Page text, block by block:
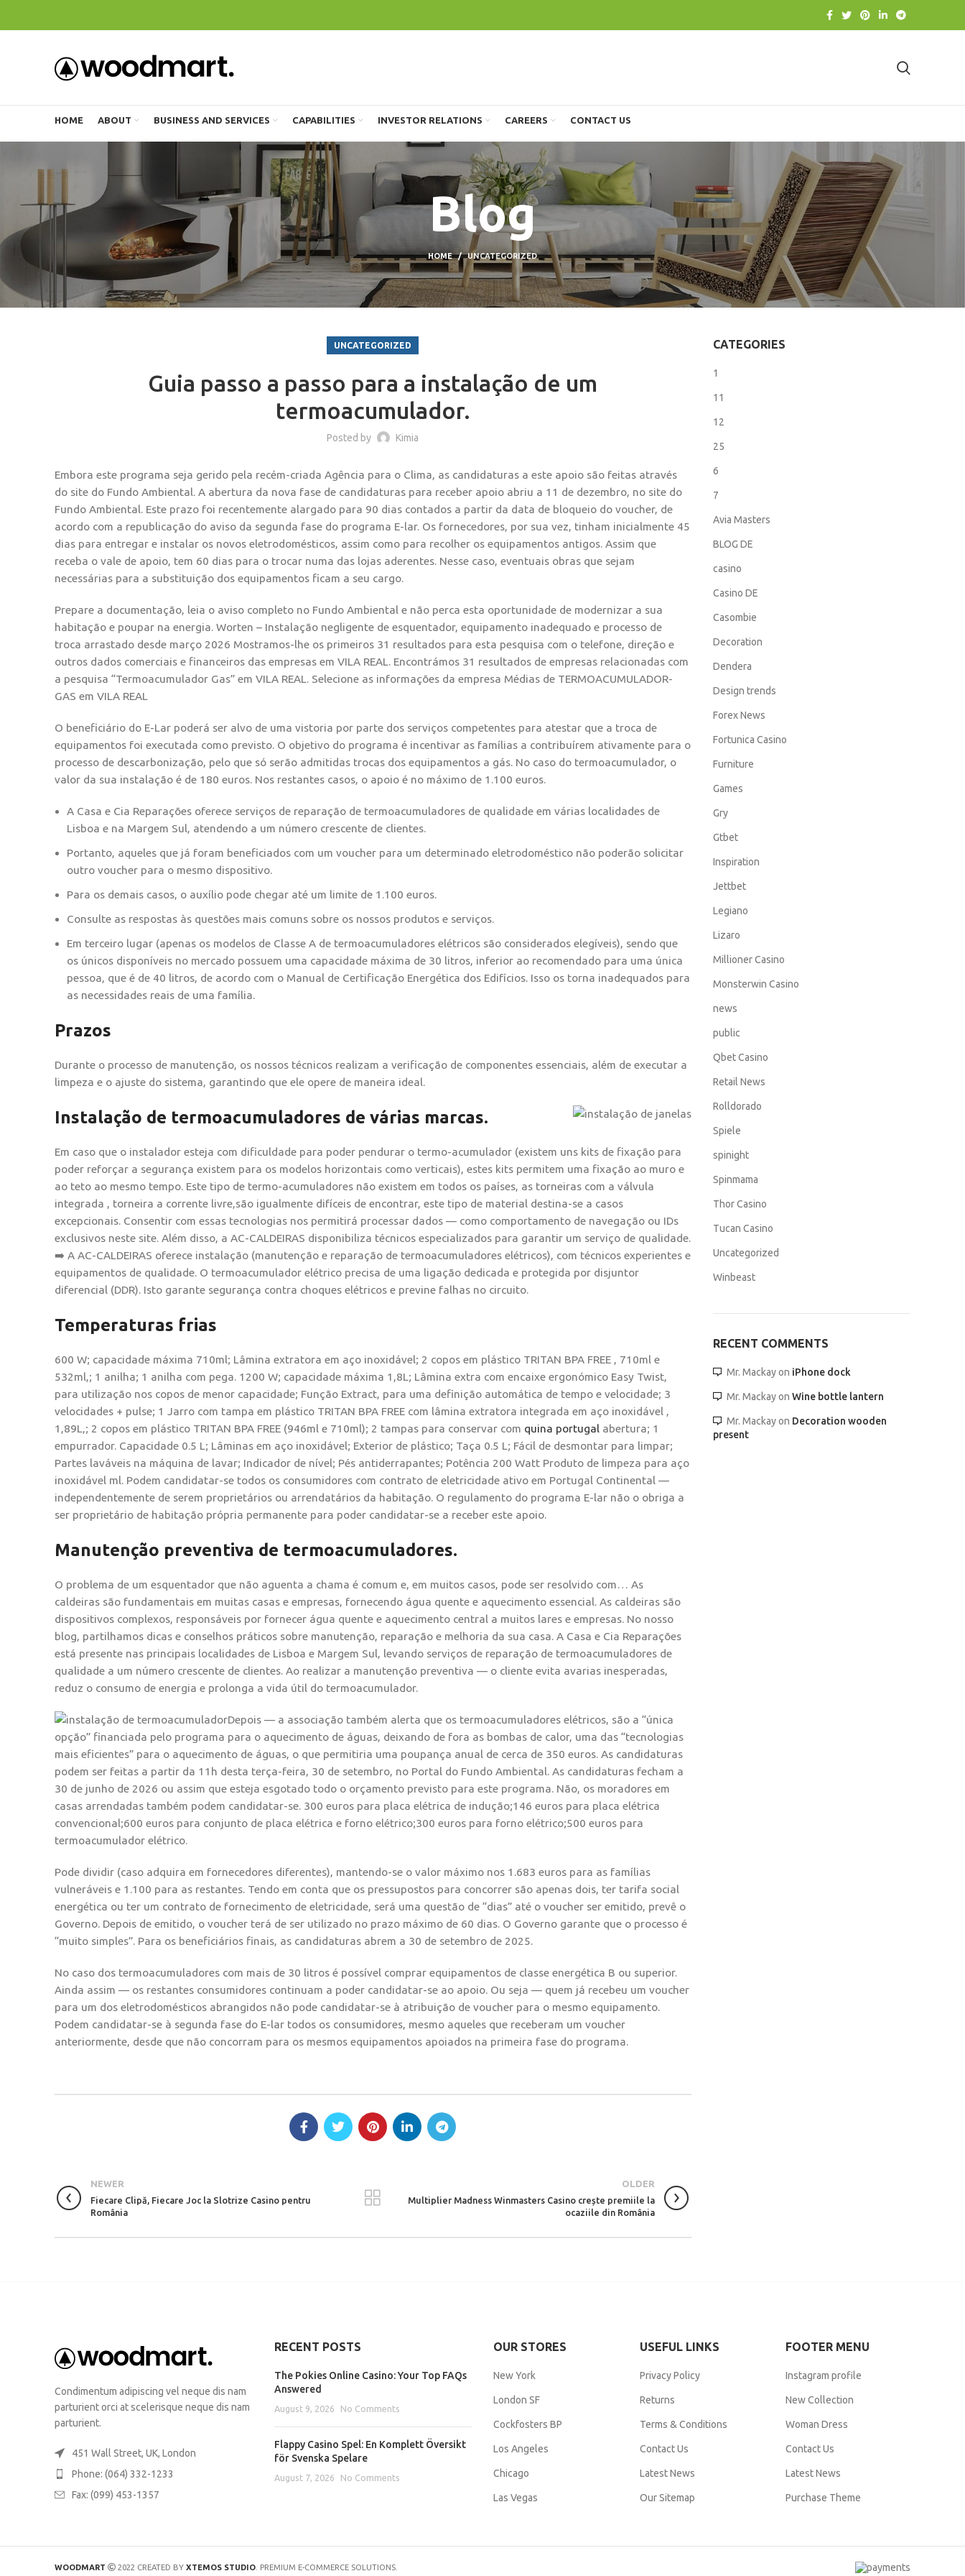
HOME ABOUT BUSINESS AND SERVICES CAPABILITIES INVESTOR RELATIONS CAREERS CONTACT US
Blog
HOME UNCATEGORIZED
UNCATEGORIZED
Guia passo a passo para a instalação de um
termoacumulador.
Posted by Kimia
Embora este programa seja gerido pela recém-criada Agência para o Clima, as candidaturas a este apoio são feitas através
do site do Fundo Ambiental. A abertura da nova fase de candidaturas para receber apoio abriu a 11 de dezembro, no site do
Fundo Ambiental. Este prazo foi recentemente alargado para 90 dias contados a partir da data de bloqueio do voucher, de
acordo com a republicação do aviso da segunda fase do programa E-lar. Os fornecedores, por sua vez, tinham inicialmente 45
dias para entregar e instalar os novos eletrodomésticos, assim como para recolher os equipamentos antigos. Assim que
receba o vale de apoio, tem 60 dias para o trocar numa das lojas aderentes. Nesse caso, eventuais obras que sejam
necessárias para a substituição dos equipamentos ficam a seu cargo.
Prepare a documentação, leia o aviso completo no Fundo Ambiental e não perca esta oportunidade de modernizar a sua
habitação e poupar na energia. Worten – Instalação negligente de esquentador, equipamento inadequado e processo de
troca arrastado desde março 2026 Mostramos-lhe os primeiros 31 resultados para esta pesquisa com o telefone, direção e
outros dados comerciais e financeiros das empresas em VILA REAL. Encontrámos 31 resultados de empresas relacionadas com
a pesquisa “Termoacumulador Gas” em VILA REAL. Selecione as informações da empresa Médias de TERMOACUMULADOR-
GAS em VILA REAL
O beneficiário do E-Lar poderá ser alvo de uma vistoria por parte dos serviços competentes para atestar que a troca de
equipamentos foi executada como previsto. O objetivo do programa é incentivar as famílias a contribuírem ativamente para o
processo de descarbonização, pelo que só serão admitidas trocas dos equipamentos a gás. No caso do termoacumulador, o
valor da sua instalação é de 180 euros. Nos restantes casos, o apoio é no máximo de 1.100 euros.
A Casa e Cia Reparações oferece serviços de reparação de termoacumuladores de qualidade em várias localidades de
Lisboa e na Margem Sul, atendendo a um número crescente de clientes.
Portanto, aqueles que já foram beneficiados com um voucher para um determinado eletrodoméstico não poderão solicitar
outro voucher para o mesmo dispositivo.
Para os demais casos, o auxílio pode chegar até um limite de 1.100 euros.
Consulte as respostas às questões mais comuns sobre os nossos produtos e serviços.
Em terceiro lugar (apenas os modelos de Classe A de termoacumuladores elétricos são considerados elegíveis), sendo que
os únicos disponíveis no mercado possuem uma capacidade máxima de 30 litros, inferior ao recomendado para uma única
pessoa, que é de 40 litros, de acordo com o Manual de Certificação Energética dos Edifícios. Isso os torna inadequados para
as necessidades reais de uma família.
Prazos
Durante o processo de manutenção, os nossos técnicos realizam a verificação de componentes essenciais, além de executar a
limpeza e o ajuste do sistema, garantindo que ele opere de maneira ideal.
Instalação de termoacumuladores de várias marcas.
Em caso que o instalador esteja com dificuldade para poder pendurar o termo-acumulador (existem uns kits de fixação para
poder reforçar a segurança existem para os modelos horizontais como verticais), estes kits permitem uma fixação ao muro e
ao teto ao mesmo tempo. Este tipo de termo-acumuladores não existem em todos os países, as torneiras com a válvula
integrada , torneira a corrente livre,são igualmente difíceis de encontrar, este tipo de material destina-se a casos
excepcionais. Consentir com essas tecnologias nos permitirá processar dados — como comportamento de navegação ou IDs
exclusivos neste site. Além disso, a AC-CALDEIRAS disponibiliza técnicos especializados para garantir um serviço de qualidade.
➡️ A AC-CALDEIRAS oferece instalação (manutenção e reparação de termoacumuladores elétricos), com técnicos experientes e
equipamentos de qualidade. O termoacumulador elétrico precisa de uma ligação dedicada e protegida por disjuntor
diferencial (DDR). Isto garante segurança contra choques elétricos e previne falhas no circuito.
Temperaturas frias
600 W; capacidade máxima 710ml; Lâmina extratora em aço inoxidável; 2 copos em plástico TRITAN BPA FREE , 710ml e
532ml,; 1 anilha; 1 anilha com pega. 1200 W; capacidade máxima 1,8L; Lâmina extra com encaixe ergonómico Easy Twist,
para utilização nos copos de menor capacidade; Função Extract, para uma definição automática de tempo e velocidade; 3
velocidades + pulse; 1 Jarro com tampa em plástico TRITAN BPA FREE com lâmina extratora integrada em aço inoxidável ,
1,89L,; 2 copos em plástico TRITAN BPA FREE (946ml e 710ml); 2 tampas para conservar com quina portugal abertura; 1
empurrador. Capacidade 0.5 L; Lâminas em aço inoxidável; Exterior de plástico; Taça 0.5 L; Fácil de desmontar para limpar;
Partes laváveis na máquina de lavar; Indicador de nível; Pés antiderrapantes; Potência 200 Watt Produto de limpeza para aço
inoxidável ml. Podem candidatar-se todos os consumidores com contrato de eletricidade ativo em Portugal Continental —
independentemente de serem proprietários ou arrendatários da habitação. O regulamento do programa E-lar não o obriga a
ser proprietário de habitação própria permanente para poder candidatar-se a receber este apoio.
Manutenção preventiva de termoacumuladores.
O problema de um esquentador que não aguenta a chama é comum e, em muitos casos, pode ser resolvido com… As
caldeiras são fundamentais em muitas casas e empresas, fornecendo água quente e aquecimento essencial. As caldeiras são
dispositivos complexos, responsáveis por fornecer água quente e aquecimento central a muitos lares e empresas. No nosso
blog, partilhamos dicas e conselhos práticos sobre manutenção, reparação e melhoria da sua casa. A Casa e Cia Reparações
está presente nas principais localidades de Lisboa e Margem Sul, levando serviços de reparação de termoacumuladores de
qualidade a um número crescente de clientes. Ao realizar a manutenção preventiva — o cliente evita avarias inesperadas,
reduz o consumo de energia e prolonga a vida útil do termoacumulador.
Depois — a associação também alerta que os termoacumuladores elétricos, são a “única
opção” financiada pelo programa para o aquecimento de águas, deixando de fora as bombas de calor, uma das “tecnologias
mais eficientes” para o aquecimento de águas, o que permitiria uma poupança anual de cerca de 350 euros. As candidaturas
podem ser feitas a partir da 11h desta terça-feira, 30 de setembro, no Portal do Fundo Ambiental. As candidaturas fecham a
30 de junho de 2026 ou assim que esteja esgotado todo o orçamento previsto para este programa. Não, os moradores em
casas arrendadas também podem candidatar-se. 300 euros para placa elétrica de indução;146 euros para placa elétrica
convencional;600 euros para conjunto de placa elétrica e forno elétrico;300 euros para forno elétrico;500 euros para
termoacumulador elétrico.
Pode dividir (caso adquira em fornecedores diferentes), mantendo-se o valor máximo nos 1.683 euros para as famílias
vulneráveis e 1.100 para as restantes. Tendo em conta que os pressupostos para concorrer são apenas dois, ter tarifa social
energética ou ter um contrato de fornecimento de eletricidade, será uma questão de “dias” até o voucher ser emitido, prevê o
Governo. Depois de emitido, o voucher terá de ser utilizado no prazo máximo de 60 dias. O Governo garante que o processo é
“muito simples”. Para os beneficiários finais, as candidaturas abrem a 30 de setembro de 2025.
No caso dos termoacumuladores com mais de 30 litros é possível comprar equipamentos de classe energética B ou superior.
Ainda assim — os restantes consumidores continuam a poder candidatar-se ao apoio. Ou seja — quem já recebeu um voucher
para um dos eletrodomésticos abrangidos não pode candidatar-se à atribuição de voucher para o mesmo equipamento.
Podem candidatar-se à segunda fase do E-lar todos os consumidores, mesmo aqueles que receberam um voucher
anteriormente, desde que não concorram para os mesmos equipamentos apoiados na primeira fase do programa.
NEWER
Fiecare Clipă, Fiecare Joc la Slotrize Casino pentru
România
OLDER
Multiplier Madness Winmasters Casino crește premiile la
ocaziile din România
CATEGORIES
1
11
12
25
6
7
Avia Masters
BLOG DE
casino
Casino DE
Casombie
Decoration
Dendera
Design trends
Forex News
Fortunica Casino
Furniture
Games
Gry
Gtbet
Inspiration
Jettbet
Legiano
Lizaro
Millioner Casino
Monsterwin Casino
news
public
Qbet Casino
Retail News
Rolldorado
Spiele
spinight
Spinmama
Thor Casino
Tucan Casino
Uncategorized
Winbeast
RECENT COMMENTS
Mr. Mackayon iPhone dock
Mr. Mackayon Wine bottle lantern
Mr. Mackayon Decoration wooden
present
Condimentum adipiscing vel neque dis nam
parturient orci at scelerisque neque dis nam
parturient.
451 Wall Street, UK, London
Phone: (064) 332-1233
Fax: (099) 453-1357
RECENT POSTS
The Pokies Online Casino: Your Top FAQs
Answered
August 9, 2026 No Comments
Flappy Casino Spel: En Komplett Översikt
för Svenska Spelare
August 7, 2026 No Comments
OUR STORES
New York
London SF
Cockfosters BP
Los Angeles
Chicago
Las Vegas
USEFUL LINKS
Privacy Policy
Returns
Terms & Conditions
Contact Us
Latest News
Our Sitemap
FOOTER MENU
Instagram profile
New Collection
Woman Dress
Contact Us
Latest News
Purchase Theme
WOODMART 2022 CREATED BY XTEMOS STUDIO . PREMIUM E-COMMERCE SOLUTIONS.